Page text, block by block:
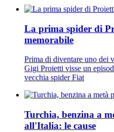
La prima spider di
memorabile
Prima di diventare uno dei
Gigi Proietti visse un
vecchia spider Fiat
Turchia, benzina a
all'Italia: le cause